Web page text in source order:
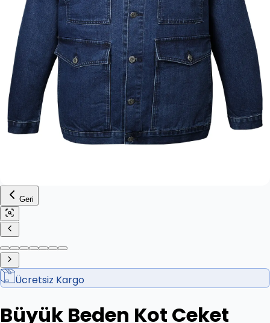
Geri
Ücretsiz Kargo
Büyük Beden Kot Ceket